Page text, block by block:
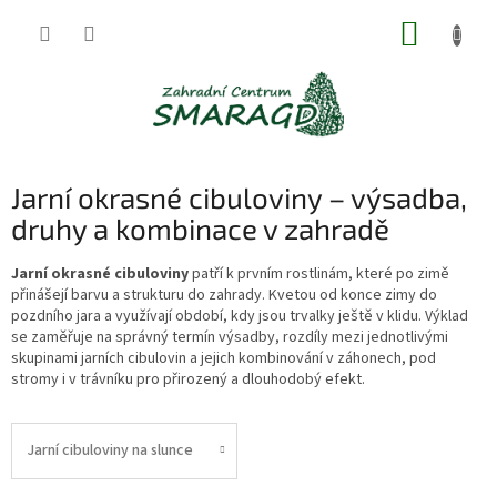
Jarní okrasné cibuloviny – výsadba,
druhy a kombinace v zahradě
Jarní okrasné cibulovinypatří k prvním rostlinám, které po zimě
přinášejí barvu a strukturu do zahrady. Kvetou od konce zimy do
pozdního jara a využívají období, kdy jsou trvalky ještě v klidu. Výklad
se zaměřuje na správný termín výsadby, rozdíly mezi jednotlivými
skupinami jarních cibulovin a jejich kombinování v záhonech, pod
stromy i v trávníku pro přirozený a dlouhodobý efekt.
Jarní cibuloviny na slunce